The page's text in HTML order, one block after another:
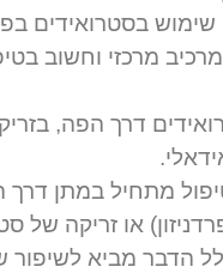
שימוש בסטרואידים
מרכזי וחשוב
דרך הפה,
מתחיל במתן
או זריקה של
הדבר מביא לשיפור